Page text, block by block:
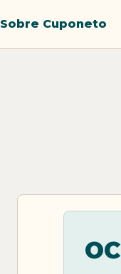
Sobre Cuponeto
OC